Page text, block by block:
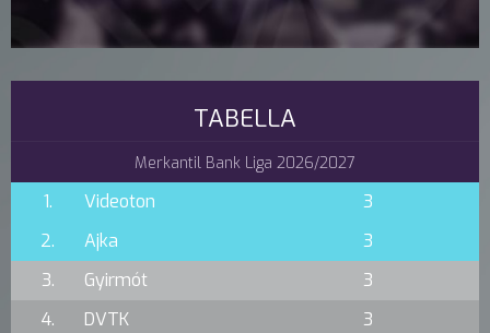
TABELLA
Merkantil Bank Liga 2026/2027
1. Videoton
3
2.
Ajka
3
3.
Gyirmót
3
4.
DVTK
3